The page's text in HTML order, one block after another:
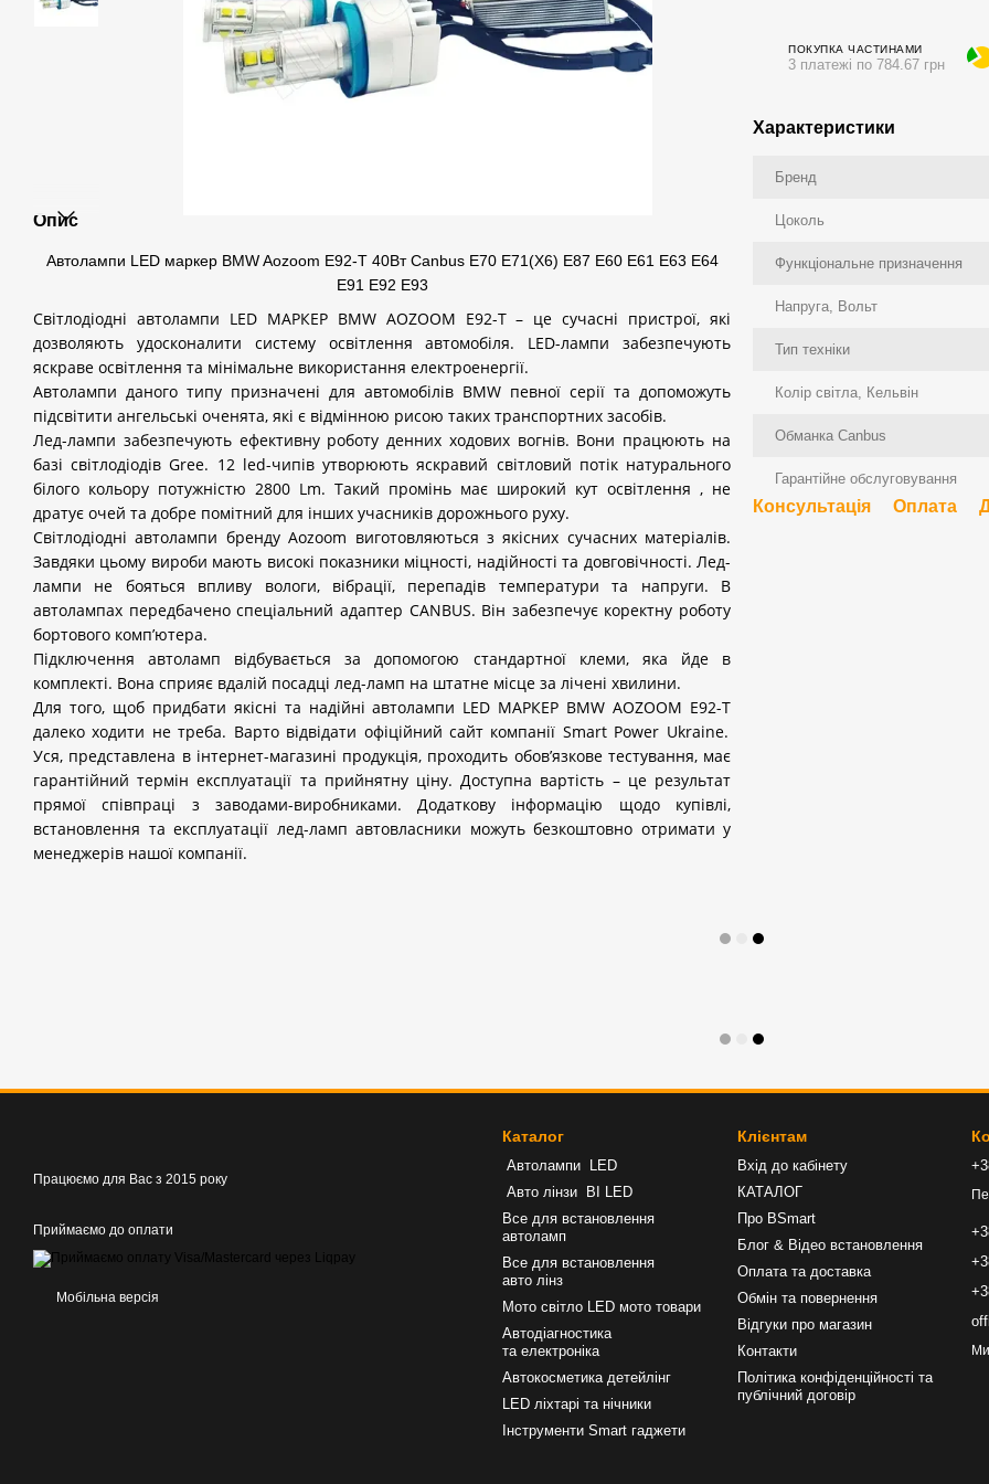
Опис
Автолампи LED маркер BMW Aozoom E92-T 40Вт Canbus E70 E71(X6) E87 E60 E61 E63 E64
E91 E92 E93
Світлодіодні автолампи LEDМАРКЕР BMW AOZOOM E92-T– це сучасні пристрої, які
дозволяють удосконалити систему освітлення автомобіля. LED-лампи забезпечують
яскраве освітлення та мінімальне використання електроенергії.
Автолампи даного типу призначені для автомобілів BMW певної серії та допоможуть
підсвітити ангельські оченята, які є відмінною рисою таких транспортних засобів.
Лед-лампи забезпечують ефективну роботу денних ходових вогнів. Вони працюють на
базі світлодіодівGree. 12 led-чипів утворюють яскравий світловий потік натурального
білого кольору потужністю 2800 Lm. Такий промінь має широкий кут освітлення , не
дратує очей та добре помітний для інших учасників дорожнього руху.
Світлодіодні автолампи брендуAozoom виготовляються з якісних сучасних матеріалів.
Завдяки цьому вироби мають високі показники міцності, надійності та довговічності. Лед-
лампи не бояться впливу вологи, вібрації, перепадів температури та напруги. В
автолампах передбачено спеціальний адаптер CANBUS. Він забезпечує коректну роботу
бортового комп’ютера.
Підключення автоламп відбувається за допомогою стандартної клеми, яка йде в
комплекті. Вона сприяє вдалій посадці лед-ламп на штатне місце за лічені хвилини.
Для того, щоб придбати якісні та надійні автолампи LED МАРКЕР BMW AOZOOM E92-T
далеко ходити не треба. Варто відвідати офіційний сайт компанії Smart Power Ukraine.
Уся, представлена в інтернет-магазині продукція, проходить обов’язкове тестування, має
гарантійний термін експлуатації та прийнятну ціну. Доступна вартість – це результат
прямої співпраці з заводами-виробниками. Додаткову інформацію щодо купівлі,
встановлення та експлуатації лед-ламп автовласники можуть безкоштовно отримати у
менеджерів нашої компанії.
ПОКУПКА ЧАСТИНАМИ
3 платежі по 784.67 грн
Характеристики
Бренд
Цоколь
Функціональне призначення
Напруга, Вольт
Тип техніки
Колір світла, Кельвін
Обманка Canbus
Гарантійне обслуговування
Консультація Оплата
Працюємо для Вас з 2015 року
Приймаємо до оплати
Мобільна версія
Каталог
Автолампи LED
Авто лінзи BI LED
Все для встановлення
автоламп
Все для встановлення
авто лінз
Мото світло LED мото товари
Автодіагностика
та електроніка
Автокосметика детейлінг
LED ліхтарі та нічники
Інструменти Smart гаджети
Клієнтам
Вхід до кабінету
КАТАЛОГ
Про BSmart
Блог & Відео встановлення
Оплата та доставка
Обмін та повернення
Відгуки про магазин
Контакти
Політика конфіденційності та
публічний договір